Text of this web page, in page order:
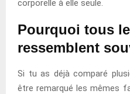
corporelle à elle seule.
Pourquoi tous
ressemblent
Si tu as déjà comparé
être remarqué les mêmes